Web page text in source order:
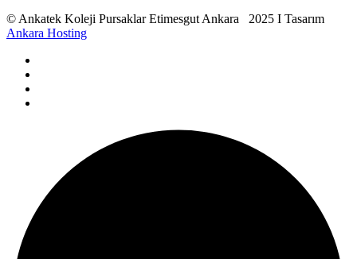
© Ankatek Koleji Pursaklar Etimesgut Ankara 2025 I Tasarım
Ankara Hosting